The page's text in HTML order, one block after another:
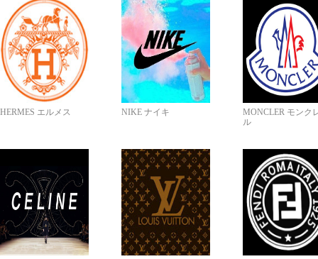
HERMES エルメス NIKE ナイキ
MONCLER モンク
ル